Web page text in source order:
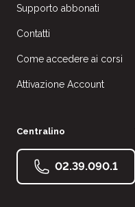
Supporto abbonati
Contatti
Come accedere ai corsi
Attivazione Account
Centralino
02.39.090.1